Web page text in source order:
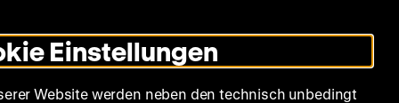
Modus
umschalten
Sprache
Filmreihen Über uns
Einstellungen
Website werden neben den technisch unbedingt